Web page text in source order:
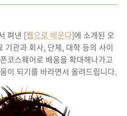
펴낸 [웹으로 배운다]에 소개된 오
기관과 회사, 단체, 대학 등의 사이
코스웨어로 배움을 확대해나가고
이 되기를 바라면서 올려드립니다.